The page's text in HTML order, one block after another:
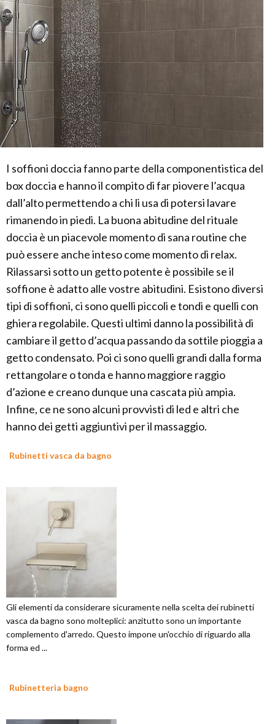
I soffioni doccia fanno parte della componentistica del
box doccia e hanno il compito di far piovere l’acqua
dall’alto permettendo a chi li usa di potersi lavare
rimanendo in piedi. La buona abitudine del rituale
doccia è un piacevole momento di sana routine che
può essere anche inteso come momento di relax.
Rilassarsi sotto un getto potente è possibile se il
soffione è adatto alle vostre abitudini. Esistono diversi
tipi di soffioni, ci sono quelli piccoli e tondi e quelli con
ghiera regolabile. Questi ultimi danno la possibilità di
cambiare il getto d’acqua passando da sottile pioggia a
getto condensato. Poi ci sono quelli grandi dalla forma
rettangolare o tonda e hanno maggiore raggio
d’azione e creano dunque una cascata più ampia.
Infine, ce ne sono alcuni provvisti di led e altri che
hanno dei getti aggiuntivi per il massaggio.
Rubinetti vasca da bagno
Gli elementi da considerare sicuramente nella scelta dei rubinetti
vasca da bagno sono molteplici: anzitutto sono un importante
complemento d'arredo. Questo impone un'occhio di riguardo alla
forma ed ...
Rubinetteria bagno